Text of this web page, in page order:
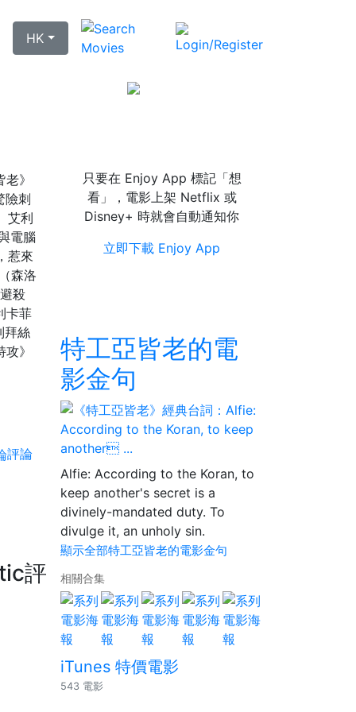
HK
》
險刺
艾利
電腦
惹來
森洛
殺
卡菲
拜絲
》
評論
評
只要在 Enjoy App 標記「想
看」，電影上架 Netflix 或
Disney+ 時就會自動通知你
立即下載 Enjoy App
特工亞皆老的電
影金句
Alfie: According to the Koran, to
keep another's secret is a
divinely-mandated duty. To
divulge it, an unholy sin.
顯示全部特工亞皆老的電影金句
相關合集
iTunes 特價電影
543 電影